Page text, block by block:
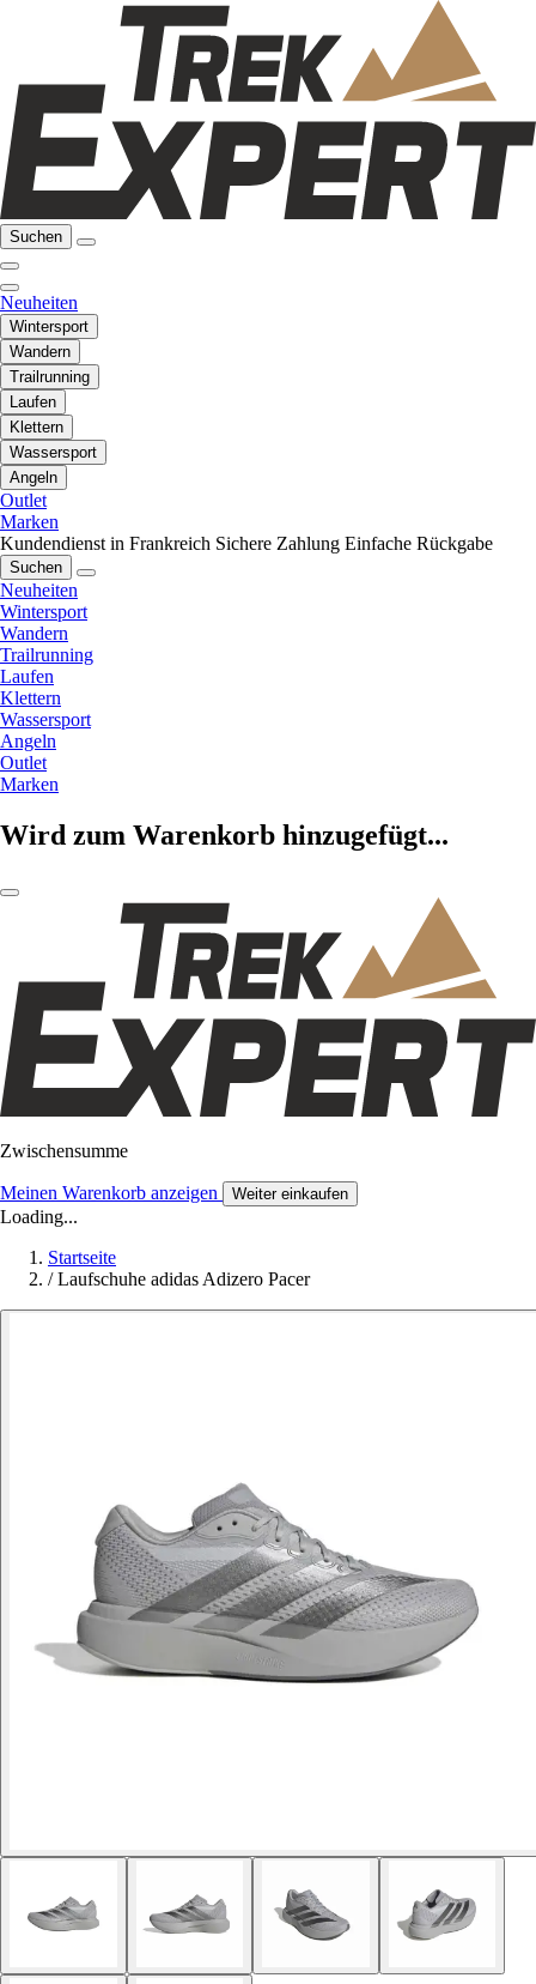
Suchen
Neuheiten
Wintersport
Wandern
Trailrunning
Laufen
Klettern
Wassersport
Angeln
Outlet
Marken
Kundendienst in Frankreich Sichere Zahlung Einfache Rückgabe
Suchen
Neuheiten
Wintersport
Wandern
Trailrunning
Laufen
Klettern
Wassersport
Angeln
Outlet
Marken
Wird zum Warenkorb hinzugefügt...
Zwischensumme
Meinen Warenkorb anzeigen Weiter einkaufen
Loading...
Startseite
/ Laufschuhe adidas Adizero Pacer